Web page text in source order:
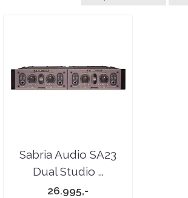
Sabria Audio SA23
Dual Studio ...
26.995,-